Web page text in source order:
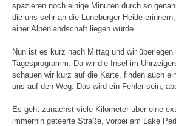
spazieren noch einige Minuten durch so
die uns sehr an die Lüneburger Heide
einer Alpenlandschaft liegen würde.
Nun ist es kurz nach Mittag und wir überlegen
Tagesprogramm. Da wir die Insel im
schauen wir kurz auf die Karte, finden auch
uns auf den Weg. Das wird ein Fehler sein,
Es geht zunächst viele Kilometer über eine
immerhin geteerte Straße, vorbei am Lake